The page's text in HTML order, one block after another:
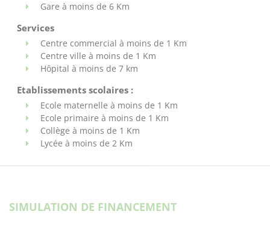
Gare à moins de 6 Km
Services
Centre commercial à moins de 1 Km
Centre ville à moins de 1 Km
Hôpital à moins de 7 km
Etablissements scolaires :
Ecole maternelle à moins de 1 Km
Ecole primaire à moins de 1 Km
Collège à moins de 1 Km
Lycée à moins de 2 Km
SIMULATION DE FINANCEMENT